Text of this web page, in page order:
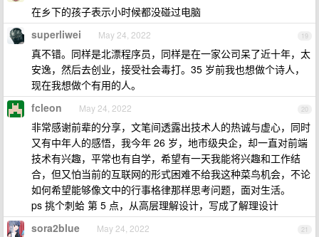
在乡下的孩子表示小时候都没碰过电脑
19
superliwei May 24, 2022
真不错。同样是北漂程序员，同样是在一家公司呆了近十年，太
安逸，然后去创业，接受社会毒打。35 岁前我也想做个诗人，
现在我想做个有用的人。
20
fcleon May 24, 2022
非常感谢前辈的分享，文笔间透露出技术人的热诚与虚心，同时
又有中年人的感悟，我今年 26 岁，地市级央企，却一直对前端
技术有兴趣，平常也有自学，希望有一天我能将兴趣和工作结
合，但又怕当前的互联网的形式困难不给我这种菜鸟机会，不论
如何希望能够像文中的行事格律那样思考问题，面对生活。
ps 挑个刺蛤 第 5 点，从高层理解设计，写成了解理设计
21
sora2blue May 24, 2022